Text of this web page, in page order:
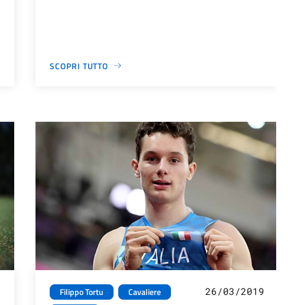
SCOPRI TUTTO
Filippo Tortu
Cavaliere
26/03/2019